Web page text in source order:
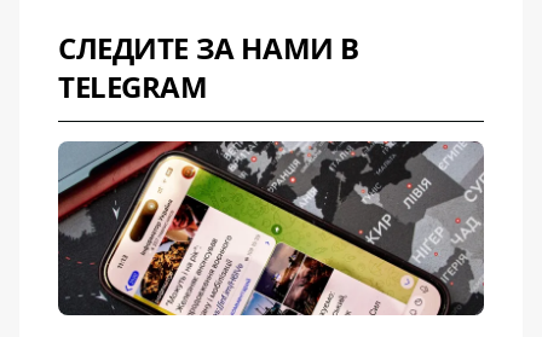
СЛЕДИТЕ ЗА НАМИ В
TELEGRAM